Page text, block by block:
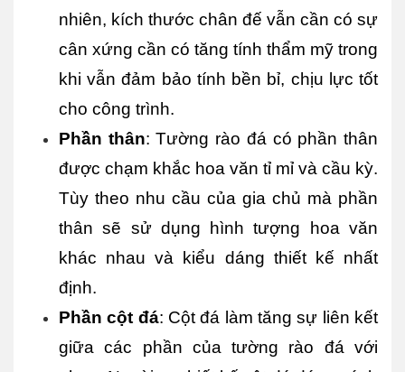
nhiên, kích thước chân đế vẫn cần có sự
cân xứng cần có tăng tính thẩm mỹ trong
khi vẫn đảm bảo tính bền bỉ, chịu lực tốt
cho công trình.
Phần thân: Tường rào đá có phần thân
được chạm khắc hoa văn tỉ mỉ và cầu kỳ.
Tùy theo nhu cầu của gia chủ mà phần
thân sẽ sử dụng hình tượng hoa văn
khác nhau và kiểu dáng thiết kế nhất
định.
Phần cột đá: Cột đá làm tăng sự liên kết
giữa các phần của tường rào đá với